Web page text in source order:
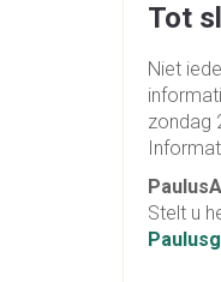
Tot
Niet
zondag
Stelt u